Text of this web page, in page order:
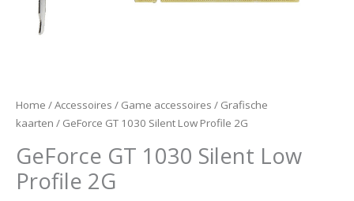
Home /Accessoires / Game accessoires / Grafische
kaarten / GeForce GT 1030 Silent Low Profile 2G
GeForce GT 1030 Silent Low
Profile 2G